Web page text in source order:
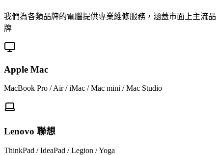
我們為各類品牌的電腦提供專業維修服務，涵蓋市面上主流品
牌
Apple Mac
MacBook Pro / Air / iMac / Mac mini / Mac Studio
Lenovo 聯想
ThinkPad / IdeaPad / Legion / Yoga